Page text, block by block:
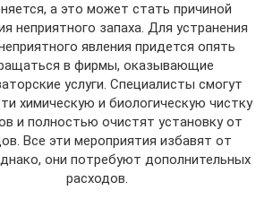
а это может стать причиной
неприятного запаха. Для устранения
явления придется опять
в фирмы, оказывающие
услуги. Специалисты смогут
химическую и биологическую чистку
и полностью очистят установку от
Все эти мероприятия избавят от
они потребуют дополнительных
расходов.